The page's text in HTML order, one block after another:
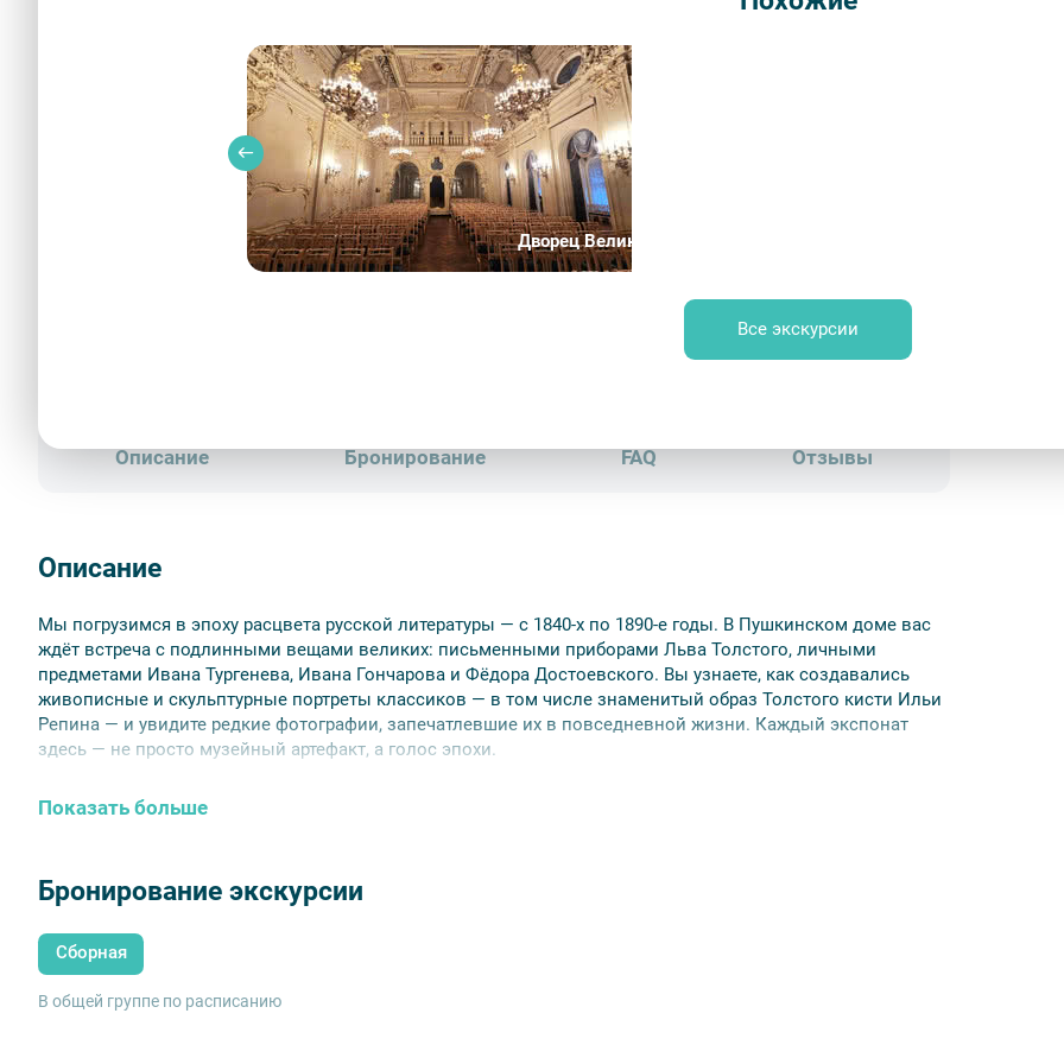
Бюст Александра Сергеевича Пушкина перед зданием – Фотобанк Лори / E. O.
Дворец Великого князя Владимира Александровича (Дом
Все экскурсии
Описание Бронирование FAQ Отзывы
Описание
Мы погрузимся в эпоху расцвета русской литературы — с 1840-х по 1890-е годы. В Пушкинском доме вас
ждёт встреча с подлинными вещами великих: письменными приборами Льва Толстого, личными
предметами Ивана Тургенева, Ивана Гончарова и Фёдора Достоевского. Вы узнаете, как создавались
живописные и скульптурные портреты классиков — в том числе знаменитый образ Толстого кисти Ильи
Репина — и увидите редкие фотографии, запечатлевшие их в повседневной жизни. Каждый экспонат
здесь — не просто музейный артефакт, а голос эпохи.
⚠ Внимание
мероприятия.
Показать больше
Бронирование экскурсии
Сборная
В общей группе по расписанию